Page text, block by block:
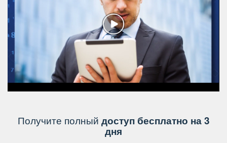
Получите полный доступ бесплатно на 3
дня